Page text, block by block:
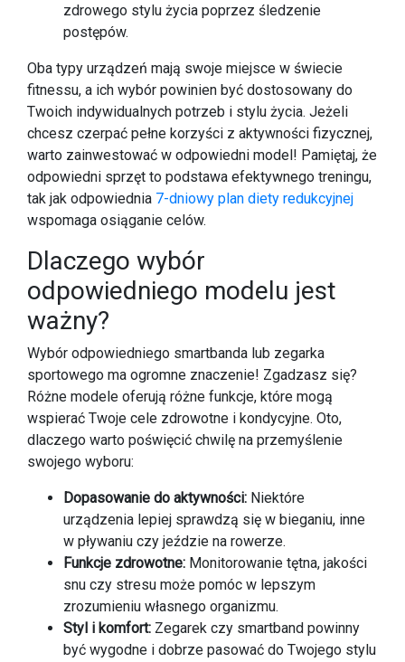
zdrowego stylu życia poprzez śledzenie
postępów.
Oba typy urządzeń mają swoje miejsce w świecie
fitnessu, a ich wybór powinien być dostosowany do
Twoich indywidualnych potrzeb i stylu życia. Jeżeli
chcesz czerpać pełne korzyści z aktywności fizycznej,
warto zainwestować w odpowiedni model! Pamiętaj, że
odpowiedni sprzęt to podstawa efektywnego treningu,
tak jak odpowiednia 7-dniowy plan diety redukcyjnej
wspomaga osiąganie celów.
Dlaczego wybór
odpowiedniego modelu jest
ważny?
Wybór odpowiedniego smartbanda lub zegarka
sportowego ma ogromne znaczenie! Zgadzasz się?
Różne modele oferują różne funkcje, które mogą
wspierać Twoje cele zdrowotne i kondycyjne. Oto,
dlaczego warto poświęcić chwilę na przemyślenie
swojego wyboru:
Dopasowanie do aktywności: Niektóre
urządzenia lepiej sprawdzą się w bieganiu, inne
w pływaniu czy jeździe na rowerze.
Funkcje zdrowotne: Monitorowanie tętna, jakości
snu czy stresu może pomóc w lepszym
zrozumieniu własnego organizmu.
Styl i komfort: Zegarek czy smartband powinny
być wygodne i dobrze pasować do Twojego stylu